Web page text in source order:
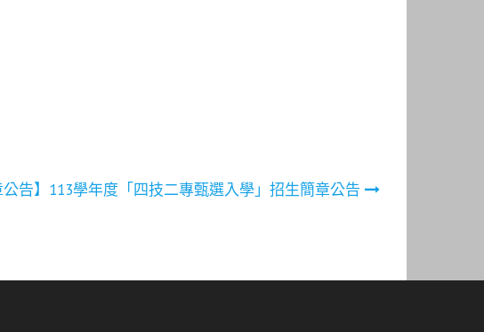
公告】113學年度「四技二專甄選入學」招生簡章公告